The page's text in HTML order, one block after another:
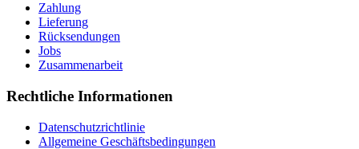
Zahlung
Lieferung
Rücksendungen
Jobs
Zusammenarbeit
Rechtliche Informationen
Datenschutzrichtlinie
Allgemeine Geschäftsbedingungen